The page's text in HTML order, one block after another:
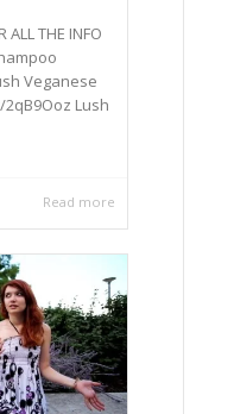
ALL THE INFO
Veganese
Lush
Read more